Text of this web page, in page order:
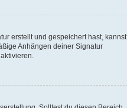
erstellt und gespeichert hast, kannst
Anhängen deiner Signatur